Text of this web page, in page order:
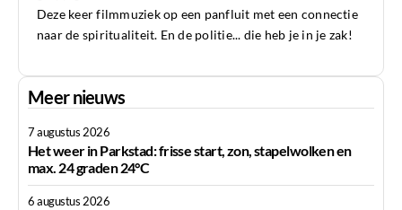
Deze keer filmmuziek op een panfluit met een connectie
naar de spiritualiteit. En de politie... die heb je in je zak!
Meer nieuws
7 augustus 2026
Het weer in Parkstad: frisse start, zon, stapelwolken en
max. 24 graden 24°C
6 augustus 2026